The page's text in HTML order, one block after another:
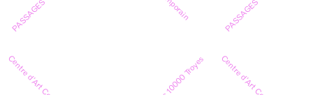
PASSAGES PASSAGES